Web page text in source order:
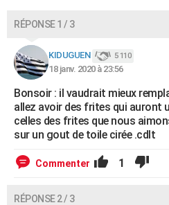
Dictionnaire
Biographies
Citations
Expressions
Proverbes
PROGRAMME TV
COPAINS D'AVANT
S'inscrire
Se connecter
Lycées
Collèges
Primaires
Universités
Entreprises
Service militaire
Avis de recherche
AVIS DE DÉCÈS
FORUM
Bricolage
Lifestyle
Culture
Sport
Auto
Television
Voyage
Cinema
RÉPONSE 1 / 3
KIDUGUEN 5 110
18 janv. 2020 à 23:56
Bonsoir : il vaudrait mieux
allez avoir des frites qui auront
celles des frites que nous
sur un gout de toile cirée .cdlt
Commenter 1
RÉPONSE 2 / 3